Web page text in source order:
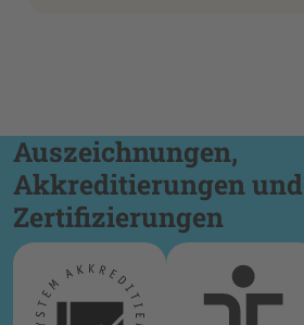
Auszeichnungen,
Akkreditierungen und
Zertifizierungen